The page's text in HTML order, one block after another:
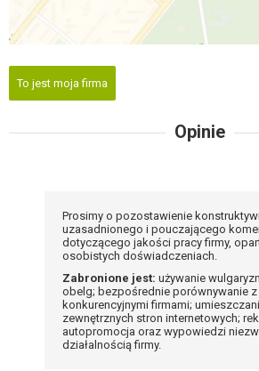
To jest moja firma
Opinie
Prosimy o pozostawienie
uzasadnionego i pouczającego
dotyczącego jakości pracy firmy,
osobistych doświadczeniach.
Zabronione jest: używanie
obelg; bezpośrednie porównywanie z
konkurencyjnymi firmami;
zewnętrznych stron internetowych;
autopromocja oraz wypowiedzi
działalnością firmy.